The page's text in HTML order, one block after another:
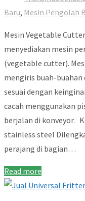
Baru, Mesin Pengolah
Mesin Vegetable
menyediakan mesin
(vegetable cutter).
mengiris buah-buahan
sesuai dengan
cacah menggunakan
berjalan di konveyor.
stainless steel
perajang di bagian…
Read more